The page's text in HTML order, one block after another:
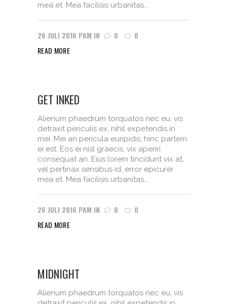
mea et. Mea facilisis urbanitas...
26 JULI 2016 PAM IN 0
0
READ MORE
GET INKED
Alienum phaedrum torquatos nec eu, vis
detraxit periculis ex, nihil expetendis in
mei. Mei an pericula euripidis, hinc partem
ei est. Eos ei nisl graecis, vix aperiri
consequat an. Eius lorem tincidunt vix at,
vel pertinax sensibus id, error epicurei
mea et. Mea facilisis urbanitas...
26 JULI 2016 PAM IN 0
0
READ MORE
MIDNIGHT
Alienum phaedrum torquatos nec eu, vis